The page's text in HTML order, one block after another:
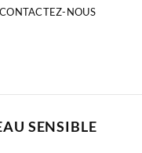
CONTACTEZ-NOUS
SENSIBLE